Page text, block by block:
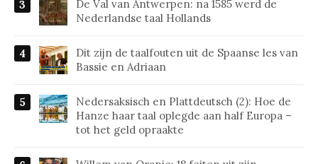
De Val van Antwerpen: na 1585 werd de
Nederlandse taal Hollands
Dit zijn de taalfouten uit de Spaanse les van
Bassie en Adriaan
Nedersaksisch en Plattdeutsch (2): Hoe de
Hanze haar taal oplegde aan half Europa –
tot het geld opraakte